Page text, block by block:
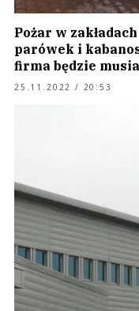
Pożar w
parówek i
firma będzie
25.11.2022 / 20:53